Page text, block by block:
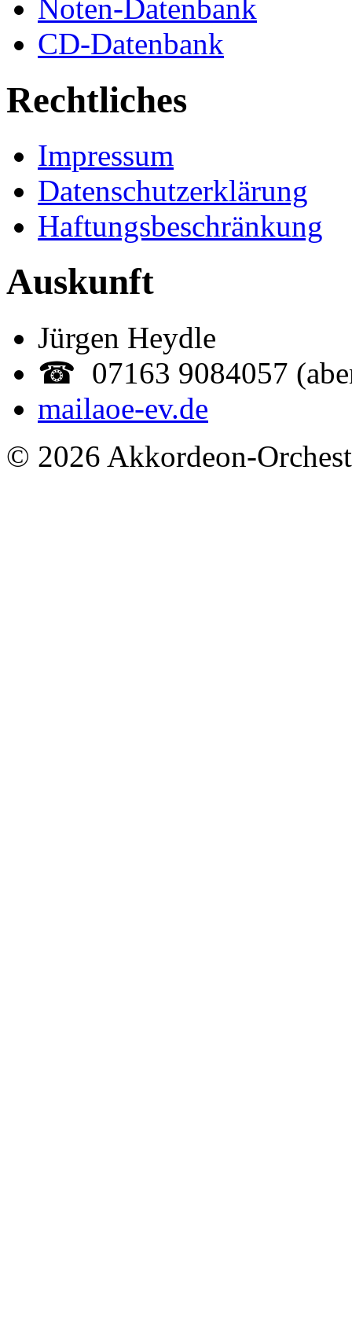
Noten-Datenbank
CD-Datenbank
Rechtliches
Impressum
Datenschutzerklärung
Haftungsbeschränkung
Auskunft
Jürgen Heydle
☎ 07163 9084057
mailaoe-ev.de
© 2026 Akkordeon-